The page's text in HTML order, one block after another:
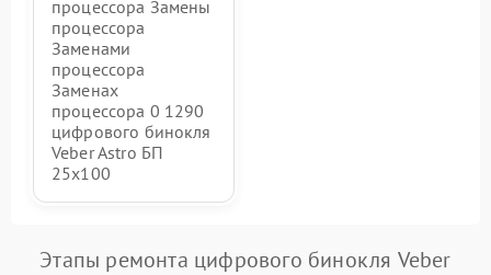
процессора Замены
процессора
Заменами
процессора
Заменах
процессора 0 1290
цифрового бинокля
Veber Astro БП
25x100
Этапы ремонта цифрового бинокля Veber